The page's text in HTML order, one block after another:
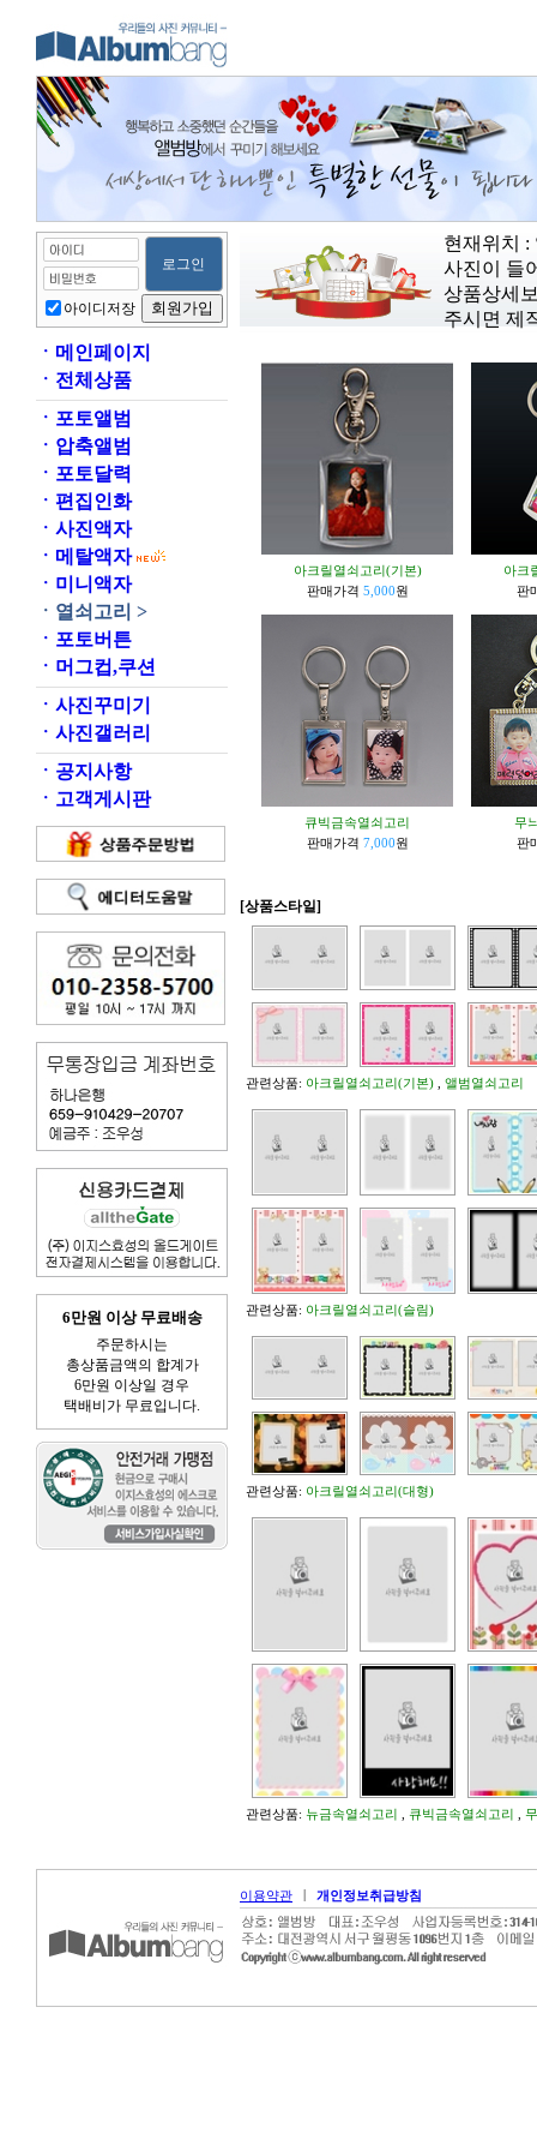
아이디저장
ㆍ 메인페이지
ㆍ 전체상품
ㆍ 포토앨범
ㆍ 압축앨범
ㆍ 포토달력
ㆍ 편집인화
ㆍ 사진액자
ㆍ 메탈액자
ㆍ 미니액자
ㆍ 열쇠고리 >
ㆍ 포토버튼
ㆍ 머그컵,쿠션
ㆍ 사진꾸미기
ㆍ 사진갤러리
ㆍ 공지사항
ㆍ 고객게시판
6만원 이상 무료배송
주문하시는
총상품금액의 합계가
6만원 이상일 경우
택배비가 무료입니다.
현재위치 :
사진이 들
상품상세
주시면 제
아크릴열쇠고리(기본)
판매가격 5,000원
아크
판
큐빅금속열쇠고리
판매가격 7,000원
무
판
[상품스타일]
관련상품: 아크릴열쇠고리(기본) 앨범열쇠고리
관련상품: 아크릴열쇠고리(슬림)
관련상품: 아크릴열쇠고리(대형)
관련상품: 뉴금속열쇠고리 큐빅금속열쇠고리
이용약관 | 개인정보취급방침